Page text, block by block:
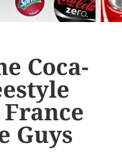
Coca-
Guys